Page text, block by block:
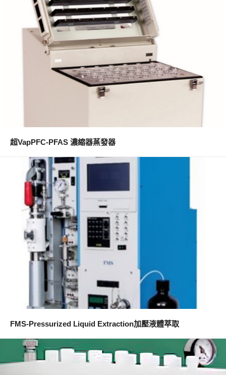
超VapPFC-PFAS 濃縮器蒸發器
FMS-Pressurized Liquid Extraction加壓液體萃取